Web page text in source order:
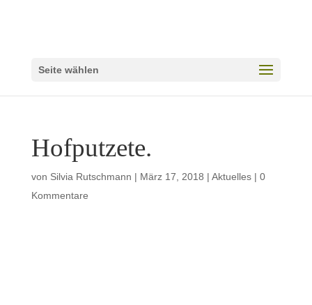
Seite wählen
Hofputzete.
von Silvia Rutschmann | März 17, 2018 | Aktuelles| 0
Kommentare